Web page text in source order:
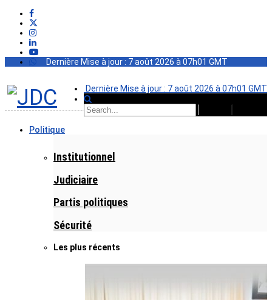
Dernière Mise à jour : 7 août 2026 à 07h01 GMT
Dernière Mise à jour : 7 août 2026 à 07h01 GMT
Politique
Institutionnel
Judiciaire
Partis politiques
Sécurité
Les plus récents